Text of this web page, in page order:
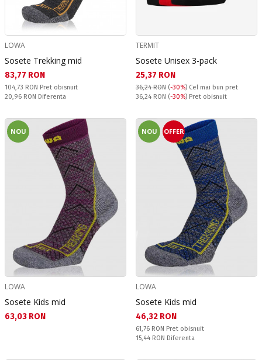
LOWA
Sosete Trekking mid
Текуща цена:
83,77 RON
Pret obisnuit:
104,73 RON Pret obisnuit
Спестявате:
20,96 RON Diferenta
TERMIT
Sosete Unisex 3-pack
Текуща цена:
25,37 RON
36,24 RON (-30%) Cel mai bun pret
Pret obisnuit:
36,24 RON (-30%) Pret obisnuit
NOU
LOWA
Sosete Kids mid
Текуща цена:
63,03 RON
NOU OFFER
LOWA
Sosete Kids mid
Текуща цена:
46,32 RON
Pret obisnuit:
61,76 RON Pret obisnuit
Спестявате:
15,44 RON Diferenta